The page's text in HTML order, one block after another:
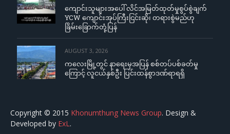
ကျောင်းသူများအပေါ် လိင်အမြတ်ထုတ်မှုစွပ်စွဲချက်
YCW ကျောင်းအုပ်ကြီးငြင်းဆို၊ တရားစွဲမည်ဟု
ခြိမ်းခြောက်တုံ့ပြန်
AUGUST 3, 2026
ကလေးမြို့တွင် နာရေးမှအပြန် စစ်တပ်ပစ်ခတ်မှု
ကြောင့် လူငယ်နှစ်ဦး ပြင်းထန်စွာဒဏ်ရာရရှိ
Copyright © 2015 Khonumthung News Group. Design &
Developed by ExL.